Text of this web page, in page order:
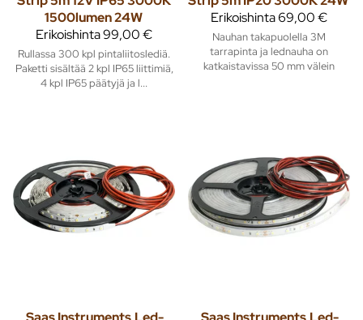
1500lumen 24W
Erikoishinta99,00 €
Rullassa 300 kpl pintaliitoslediä.
Paketti sisältää 2 kpl IP65 liittimiä,
4 kpl IP65 päätyjä ja l...
Erikoishinta69,00 €
Nauhan takapuolella 3M
tarrapinta ja lednauha on
katkaistavissa 50 mm välein